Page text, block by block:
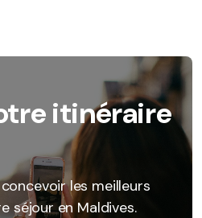
itinéraire
les meilleurs
séjour en Maldives.